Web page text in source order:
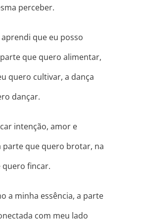
perceber.
que eu posso
que quero alimentar,
quero cultivar, a dança
dançar.
intenção, amor e
parte que quero brotar, na
fincar.
a minha essência, a parte
com meu lado